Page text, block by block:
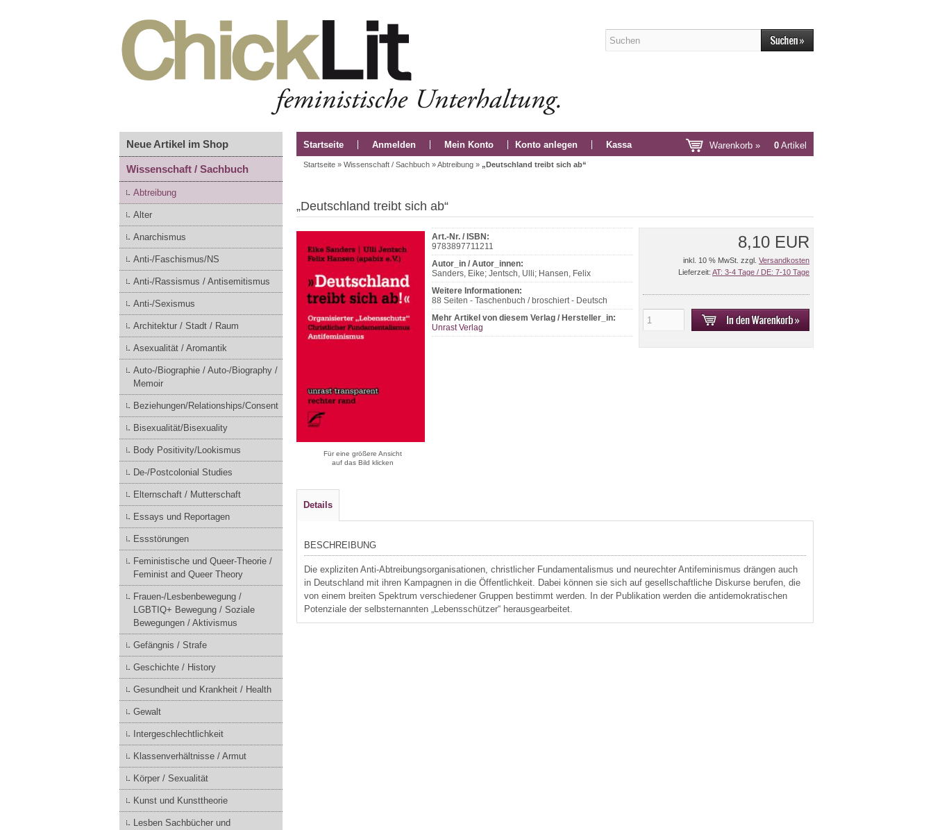
Neue Artikel im Shop
Wissenschaft / Sachbuch
Abtreibung
Alter
Anarchismus
Anti-/Faschismus/NS
Anti-/Rassismus / Antisemitismus
Anti-/Sexismus
Architektur / Stadt / Raum
Asexualität / Aromantik
Auto-/Biographie / Auto-/Biography /
Memoir
Beziehungen/Relationships/Consent
Bisexualität/Bisexuality
Body Positivity/Lookismus
De-/Postcolonial Studies
Elternschaft / Mutterschaft
Essays und Reportagen
Essstörungen
Feministische und Queer-Theorie /
Feminist and Queer Theory
Frauen-/Lesbenbewegung /
LGBTIQ+ Bewegung / Soziale
Bewegungen / Aktivismus
Gefängnis / Strafe
Geschichte / History
Gesundheit und Krankheit / Health
Gewalt
Intergeschlechtlichkeit
Klassenverhältnisse / Armut
Körper / Sexualität
Kunst und Kunsttheorie
Lesben Sachbücher und
Startseite Anmelden Mein Konto Konto anlegen Kassa Warenkorb » 0 Artikel
Startseite » Wissenschaft / Sachbuch »Abtreibung » „Deutschland treibt sich ab“
„Deutschland treibt sich ab“
Für eine größere Ansicht
auf das Bild klicken
Art.-Nr. / ISBN:
9783897711211
Autor_in / Autor_innen:
Sanders, Eike; Jentsch, Ulli; Hansen, Felix
Weitere Informationen:
88 Seiten - Taschenbuch / broschiert - Deutsch
Mehr Artikel von diesem Verlag / Hersteller_in:
Unrast Verlag
8,10 EUR
inkl. 10 % MwSt. zzgl. Versandkosten
Lieferzeit: AT: 3-4 Tage / DE: 7-10 Tage
Details
BESCHREIBUNG
Die expliziten Anti-Abtreibungsorganisationen, christlicher Fundamentalismus und neurechter Antifeminismus drängen auch
in Deutschland mit ihren Kampagnen in die Öffentlichkeit. Dabei können sie sich auf gesellschaftliche Diskurse berufen, die
von einem breiten Spektrum verschiedener Gruppen bestimmt werden. In der Publikation werden die antidemokratischen
Potenziale der selbsternannten „Lebensschützer“ herausgearbeitet.